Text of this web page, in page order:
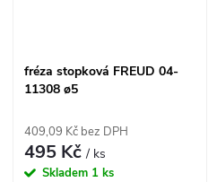
fréza stopková FREUD 04-
11308 ø5
409,09 Kč bez DPH
495 Kč/ ks
Skladem 1 ks